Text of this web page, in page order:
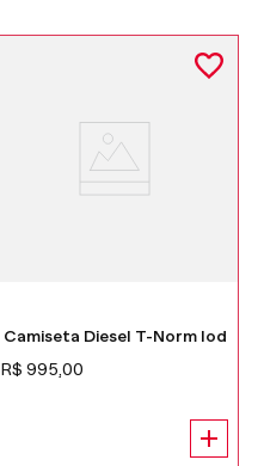
Camiseta Diesel T-Norm Iod
R$ 995 00